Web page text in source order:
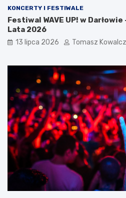
KONCERTY I FESTIWALE
Festiwal WAVE UP! w
Lata 2026
13 lipca 2026 Tomasz